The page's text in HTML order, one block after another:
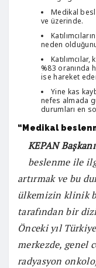
Medikal
ve üzerinde.
neden
%83 oranında
ise hareket
Yine kas
nefes almada
durumları en
“Medikal
KEPAN
beslenme ile
artırmak ve bu
ülkemizin klinik
tarafından bir
Önceki yıl
merkezde, genel
radyasyon